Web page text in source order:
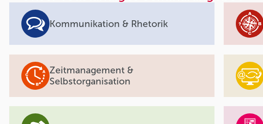
Kommunikation & Rhetorik
Zeitmanagement &
Selbstorganisation